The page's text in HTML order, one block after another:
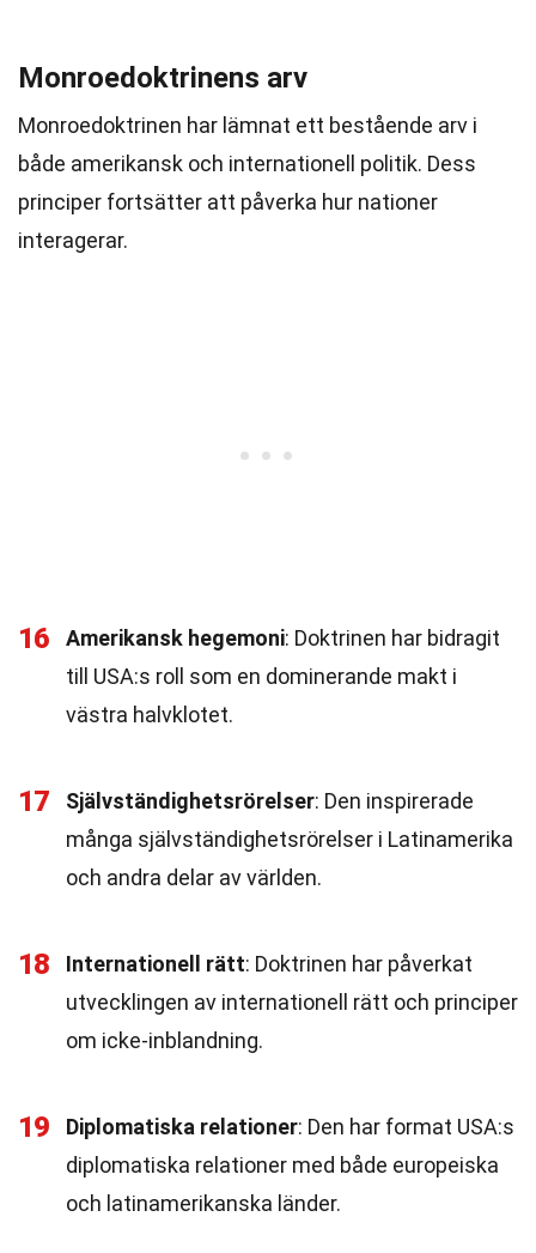
Monroedoktrinens arv
Monroedoktrinen har lämnat ett bestående arv i
både amerikansk och internationell politik. Dess
principer fortsätter att påverka hur nationer
interagerar.
16 Amerikansk hegemoni: Doktrinen har bidragit
till USA:s roll som en dominerande makt i
västra halvklotet.
17 Självständighetsrörelser: Den inspirerade
många självständighetsrörelser i Latinamerika
och andra delar av världen.
18 Internationell rätt: Doktrinen har påverkat
utvecklingen av internationell rätt och principer
om icke-inblandning.
19 Diplomatiska relationer: Den har format USA:s
diplomatiska relationer med både europeiska
och latinamerikanska länder.